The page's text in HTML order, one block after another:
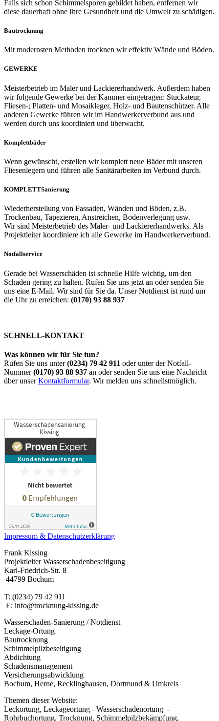
Falls sich schon Schimmelsporen gebildet haben, entfernen wir
diese dauerhaft ohne Ihre Gesundheit und die Umwelt zu schädigen.
Bautrocknung
Mit modernsten Methoden trocknen wir effektiv Wände und Böden.
GEWERKE
Meisterbetrieb im Maler und Lackiererhandwerk. Außerdem haben
wir folgende Gewerke bei der Kammer eingetragen: Stuckateur,
Fliesen-; Platten- und Mosaikleger, Holz- und Bautenschützer. Alle
anderen Gewerke führen wir im Handwerkerverbund aus und
werden durch uns koordiniert und überwacht.
Komplettbäder
Wenn gewünscht, erstellen wir komplett neue Bäder mit unseren
Fliesenlegern und führen alle Sanitärarbeiten im Verbund durch.
KOMPLETTSanierung
Wiederherstellung von Fassaden, Wänden und Böden, z.B.
Trockenbau, Tapezieren, Anstreichen, Bodenverlegung usw.
Wir sind Meisterbetrieb des Maler- und Lackiererhandwerks. Als
Projektleiter koordiniere ich alle Gewerke im Handwerkerverbund.
Notfallservice
Gerade bei Wasserschäden ist schnelle Hilfe wichtig, um den
Schaden gering zu halten. Rufen Sie uns jetzt an oder senden Sie
uns eine E-Mail. Wir sind für Sie da. Unser Notdienst ist rund um
die Uhr zu erreichen: (0170) 93 88 937
SCHNELL-KONTAKT
Was können wir für Sie tun?
Rufen Sie uns unter(0234) 79 42 911 oder unter der Notfall-
Nummer(0170) 93 88 937 an oder senden Sie uns eine Nachricht
über unserKontaktformular. Wir melden uns schnellstmöglich.
Impressum & Datenschutzerklärung
Frank Kissing
Projektleiter Wasserschadenbeseitigung
Karl-Friedrich-Str. 8
44799 Bochum
T: (0234) 79 42 911
E: info@trocknung-kissing.de
Wasserschaden-Sanierung / Notdienst
Leckage-Ortung
Bautrocknung
Schimmelpilzbeseitigung
Abdichtung
Schadensmanagement
Versicherungsabwicklung
Bochum, Herne, Recklinghausen, Dortmund & Umkreis
Themen dieser Website:
Leckortung, Leckageortung - Wasserschadenortung -
Rohrbuchortung, Trocknung, Schimmelpilzbekämpfung,